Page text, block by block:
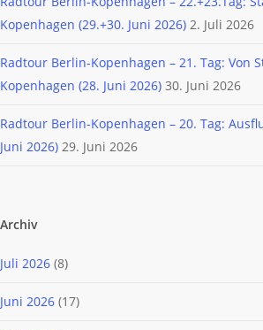
Kopenhagen (29.+30. Juni 2026) 2. Juli 2026
Radtour Berlin-Kopenhagen – 21. Tag: Von
Kopenhagen (28. Juni 2026) 30. Juni 2026
Radtour Berlin-Kopenhagen – 20. Tag:
Juni 2026) 29. Juni 2026
Archiv
Juli 2026 (8)
Juni 2026 (17)